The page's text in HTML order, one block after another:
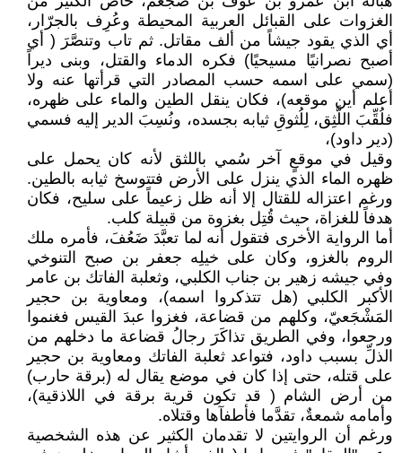
الغزوات على القبائل العربية المحيطة وعُرِف بالجرّار،
أي الذي يقود جيشاً من ألف مقاتل. ثم تاب وتنصَّرَ ( أي
أصبح نصرانيًا مسيحيًا) فكره الدماء والقتل، وبنى ديراً
(سمي على اسمه حسب المصادر التي قرأتها عنه ولا
أعلم أين موقعه)، فكان ينقل الطين والماء على ظهره،
فلُقِّبَ اللَّثِق، لِلُثوقِ ثيابه بجسده، ونُسِبَ الدير إليه فسمي
(دير داود)،
وقيل في موقعٍ آخر سُمي باللثق لأنه كان يحمل على
ظهره الماء الذي ينزل على الأرض فتتوسخ ثيابه بالطين.
ورغم اعتزاله للقتال إلا أنه ظل زعيماً على سليح، فكان
هدفاً للغزاة، حيث قُتِل بغزوة من قبيلة كلب.
أما الرواية الأخرى فتقول أنه لما تعبَّدَ ضَعُفَ، فأمره ملك
الروم بالغزو، وكان على خيلِه جعفر بن صبح التنوخي
وفي جيشه زهير بن جناب الكلبي، وثعلبة الفاتك بن عامر
الأكبر الكلبي (هل تتذكروا اسمه)، ومعاوية بن حجير
المَشْجَعيّ، وكلهم من قضاعة، فغزوا عبدَ القيس فغنموا
ورجعوا، وفي الطريق تذاكَرَ رجالُ قضاعة ما دخلهم من
الذلِّ بسبب داود، فتواعد ثعلبة الفاتك ومعاوية بن حجير
على قتله، حتى إذا كان في موضع يقال له (برقة حارب)
من أرض الشام ( قد تكون قرية برقة في اللاذقية)،
وأمامه شمعةٌ، تقدَّما فأطفآها وقتلاه.
ورغم أن الروايتين لا تقدمان الكثير عن هذه الشخصية